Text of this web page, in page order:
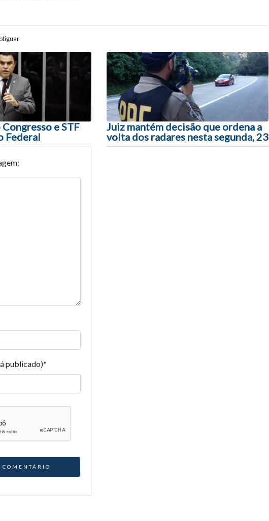
entre posts
e STF
Federal
Juiz mantém decisão que ordena a
volta dos radares nesta segunda, 23
publicado)*